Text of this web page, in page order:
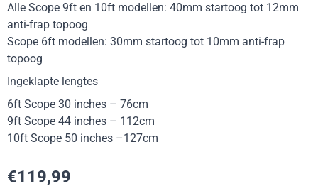
Alle Scope 9ft en 10ft modellen: 40mm startoog tot 12mm
anti-frap topoog
Scope 6ft modellen: 30mm startoog tot 10mm anti-frap
topoog
Ingeklapte lengtes
6ft Scope 30 inches – 76cm
9ft Scope 44 inches – 112cm
10ft Scope 50 inches –127cm
€119,99